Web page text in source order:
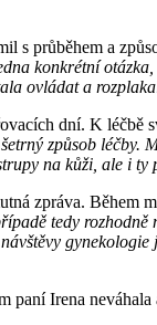
s průběhem a
konkrétní
ovládat a
dní. K léčbě
způsob léčby.
na kůži, ale i
zpráva. Během
tedy
paní Irena